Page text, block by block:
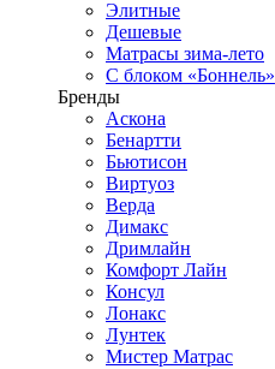
Элитные
Дешевые
Матрасы зима-лето
С блоком «Боннель»
Бренды
Аскона
Бенартти
Бьютисон
Виртуоз
Верда
Димакс
Дримлайн
Комфорт Лайн
Консул
Лонакс
Лунтек
Мистер Матрас